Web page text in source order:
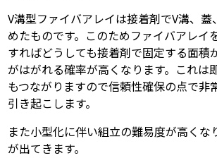
V溝型ファイバアレイは接着剤でV溝、
めたものです。このためファイバアレイ
すればどうしても接着剤で固定する面積
がはがれる確率が高くなります。これは
もつながりますので信頼性確保の点で非
引き起こします。
また小型化に伴い組立の難易度が高くな
が出てきます。